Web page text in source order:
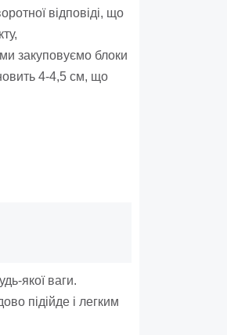
відповіді, що
закуповуємо блоки
4-4,5 см, що
якої ваги.
підійде і легким